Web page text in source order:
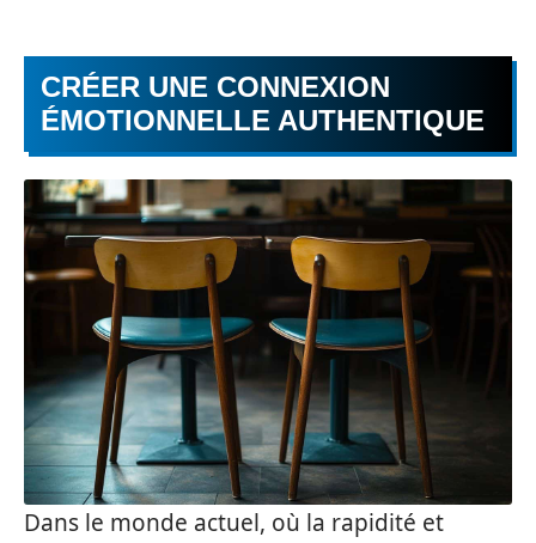
CRÉER UNE CONNEXION
ÉMOTIONNELLE AUTHENTIQUE
Dans le monde actuel, où la rapidité et